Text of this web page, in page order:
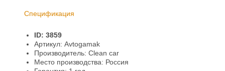
Спецификация
Гарантии и возврат
ID: 3859
Артикул: Avtogamak
Производитель: Clean car
Место производства: Россия